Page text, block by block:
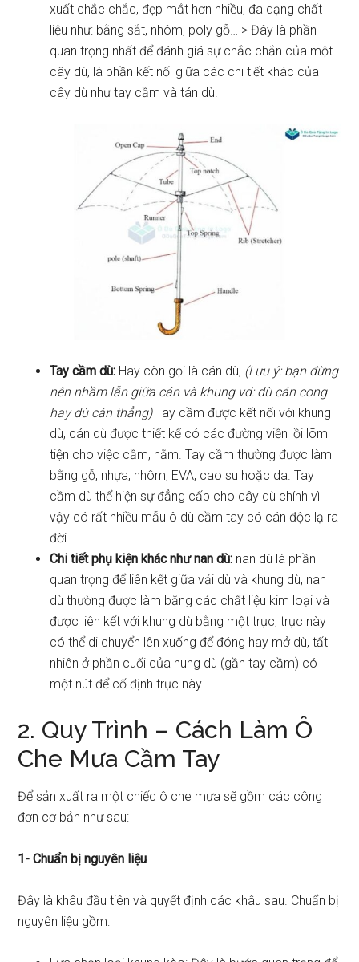
xuất chắc chắc, đẹp mắt hơn nhiều, đa dạng chất
liệu như: bằng sắt, nhôm, poly gỗ… > Đây là phần
quan trọng nhất để đánh giá sự chắc chắn của một
cây dù, là phần kết nối giữa các chi tiết khác của
cây dù như tay cầm và tán dù.
Tay cầm dù: Hay còn gọi là cán dù, (Lưu ý: bạn đừng
nên nhầm lẫn giữa cán và khung vd: dù cán cong
hay dù cán thẳng)Tay cầm được kết nối với khung
dù, cán dù được thiết kế có các đường viền lồi lõm
tiện cho việc cầm, nắm. Tay cầm thường được làm
bằng gỗ, nhựa, nhôm, EVA, cao su hoặc da. Tay
cầm dù thể hiện sự đẳng cấp cho cây dù chính vì
vậy có rất nhiều mẫu ô dù cầm tay có cán độc lạ ra
đời.
Chi tiết phụ kiện khác như nan dù: nan dù là phần
quan trọng để liên kết giữa vải dù và khung dù, nan
dù thường được làm bằng các chất liệu kim loại và
được liên kết với khung dù bằng một trục, trục này
có thể di chuyển lên xuống để đóng hay mở dù, tất
nhiên ở phần cuối của hung dù (gần tay cầm) có
một nút để cố định trục này.
2. Quy Trình – Cách Làm Ô
Che Mưa Cầm Tay
Để sản xuất ra một chiếc ô che mưa sẽ gồm các công
đơn cơ bản như sau:
1- Chuẩn bị nguyên liệu
Đây là khâu đầu tiên và quyết định các khâu sau. Chuẩn bị
nguyên liệu gồm: